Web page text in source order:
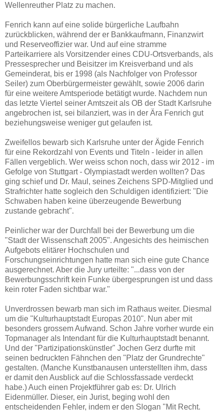
Wellenreuther Platz zu machen.
Fenrich kann auf eine solide bürgerliche Laufbahn
zurückblicken, während der er Bankkaufmann, Finanzwirt
und Reserveoffizier war. Und auf eine stramme
Parteikarriere als Vorsitzender eines CDU-Ortsverbands, als
Pressesprecher und Beisitzer im Kreisverband und als
Gemeinderat, bis er 1998 (als Nachfolger von Professor
Seiler) zum Oberbürgermeister gewählt, sowie 2006 darin
für eine weitere Amtsperiode betätigt wurde. Nachdem nun
das letzte Viertel seiner Amtszeit als OB der Stadt Karlsruhe
angebrochen ist, sei bilanziert, was in der Ära Fenrich gut
beziehungsweise weniger gut gelaufen ist.
Zweifellos bewarb sich Karlsruhe unter der Ägide Fenrich
für eine Rekordzahl von Events und Titeln - leider in allen
Fällen vergeblich. Wer weiss schon noch, dass wir 2012 - im
Gefolge von Stuttgart - Olympiastadt werden wollten? Das
ging schief und Dr. Maul, seines Zeichens SPD-Mitglied und
Strafrichter hatte sogleich den Schuldigen identifiziert: "Die
Schwaben haben keine überzeugende Bewerbung
zustande gebracht".
Peinlicher war der Durchfall bei der Bewerbung um die
"Stadt der Wissenschaft 2005". Angesichts des heimischen
Aufgebots elitärer Hochschulen und
Forschungseinrichtungen hatte man sich eine gute Chance
ausgerechnet. Aber die Jury urteilte: "...dass von der
Bewerbungsschrift kein Funke übergesprungen ist und dass
kein roter Faden sichtbar war."
Unverdrossen bewarb man sich im Rathaus weiter. Diesmal
um die "Kulturhauptstadt Europas 2010". Nun aber mit
besonders grossem Aufwand. Schon Jahre vorher wurde ein
Topmanager als Intendant für die Kulturhauptstadt benannt.
Und der "Partizipationskünstler" Jochen Gerz durfte mit
seinen bedruckten Fähnchen den "Platz der Grundrechte"
gestalten. (Manche Kunstbanausen unterstellten ihm, dass
er damit den Ausblick auf die Schlossfassade verdeckt
habe.) Auch einen Projektführer gab es: Dr. Ulrich
Eidenmüller. Dieser, ein Jurist, beging wohl den
entscheidenden Fehler, indem er den Slogan "Mit Recht.